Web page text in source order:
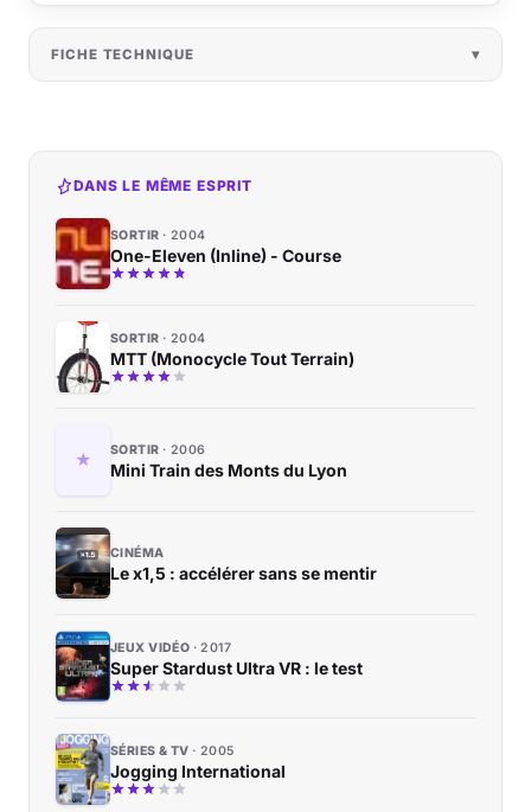
FICHE TECHNIQUE
DANS LE MÊME ESPRIT
SORTIR 2004
One-Eleven (Inline) - Course
SORTIR 2004
MTT (Monocycle Tout Terrain)
SORTIR 2006
Mini Train des Monts du Lyon
CINÉMA
Le x1,5 : accélérer sans se mentir
JEUX VIDÉO 2017
Super Stardust Ultra VR : le test
SÉRIES & TV 2005
Jogging International